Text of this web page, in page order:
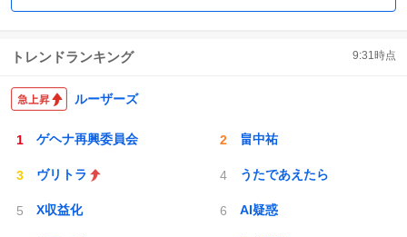
トレンドランキング 9:31時点
ルーザーズ
ゲヘナ再興委員会 畠中祐
ヴリトラ うたであえたら
X収益化 AI疑惑